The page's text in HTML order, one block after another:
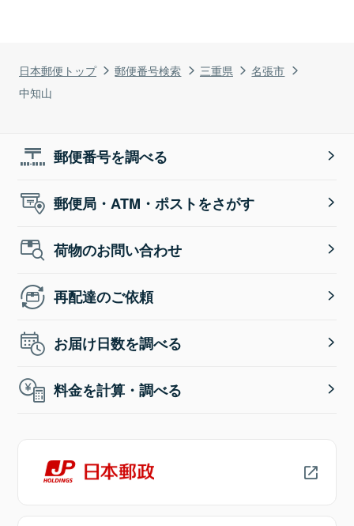
日本郵便トップ 郵便番号検索 三重県
名張市
中知山
郵便番号を調べる
郵便局・ATM・ポストをさがす
荷物のお問い合わせ
再配達のご依頼
お届け日数を調べる
料金を計算・調べる